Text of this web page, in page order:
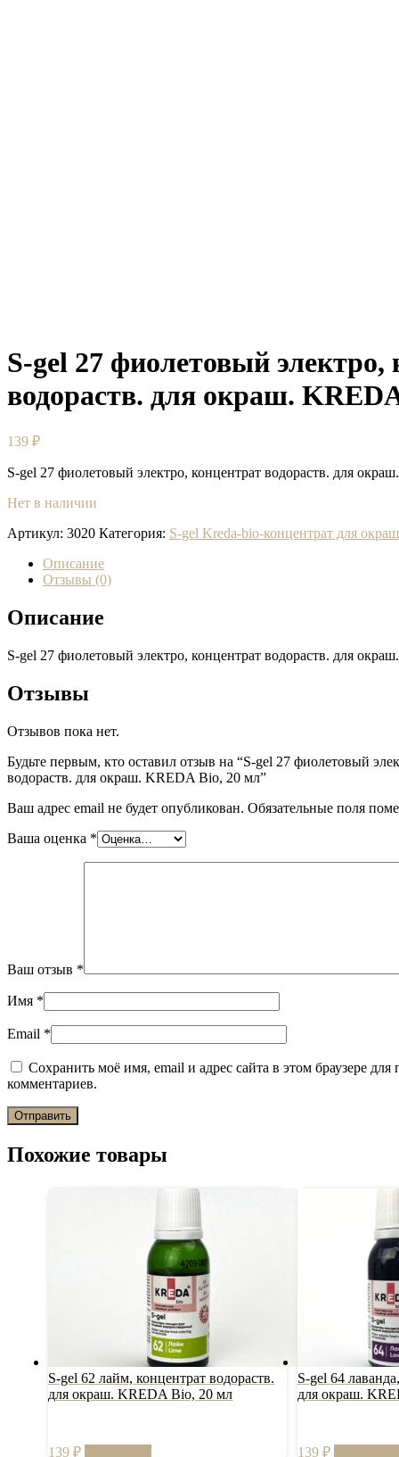
S-gel 27 фиолетовый электро,
водораств. для окраш.
139 ₽
S-gel 27 фиолетовый электро, концентрат водораств. для
Нет в наличии
Артикул: 3020 Категория: S-gel Kreda-bio-концентрат для
Описание
Отзывы (0)
Описание
S-gel 27 фиолетовый электро, концентрат водораств. для
Отзывы
Отзывов пока нет.
Будьте первым, кто оставил отзыв на “S-gel 27 фиолетовый
водораств. для окраш. KREDA Bio, 20 мл”
Ваш адрес email не будет опубликован. Обязательные поля
Ваша оценка *
Ваш отзыв *
Имя *
Email *
Сохранить моё имя, email и адрес сайта в этом браузере
комментариев.
Похожие товары
S-gel 62 лайм, концентрат водораств.
для окраш. KREDA Bio, 20 мл
139 ₽
S-gel 64
для окраш.
139 ₽